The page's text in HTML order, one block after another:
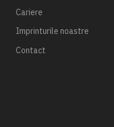
Cariere
Imprinturile noastre
Contact